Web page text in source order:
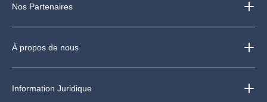
Nos Partenaires
À propos de nous
Information Juridique